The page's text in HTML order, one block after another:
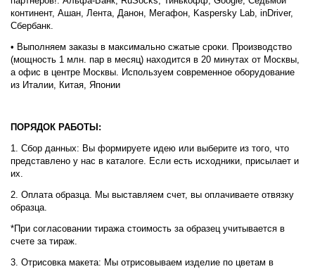
континент, Ашан, Лента, Данон, Мегафон, Kaspersky Lab, inDriver,
Сбербанк.
• Выполняем заказы в максимально сжатые сроки. Производство
(мощность 1 млн. пар в месяц) находится в 20 минутах от Москвы,
а офис в центре Москвы. Используем современное оборудование
из Италии, Китая, Японии
ПОРЯДОК РАБОТЫ:
1. Сбор данных: Вы формируете идею или выберите из того, что
представлено у нас в каталоге. Если есть исходники, присылает и
их.
2. Оплата образца. Мы выставляем счет, вы оплачиваете отвязку
образца.
*При согласовании тиража стоимость за образец учитывается в
счете за тираж.
3. Отрисовка макета: Мы отрисовываем изделие по цветам в